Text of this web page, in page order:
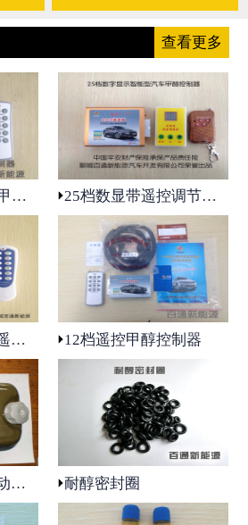
查看更多
15档遥控调节汽车甲醇控制器 25档数显带遥控调节汽车甲醇控制器
全新一代智能语音遥控12档甲醇控制器 12档遥控甲醇控制器
北方地区专用冷启动装置 耐醇密封圈